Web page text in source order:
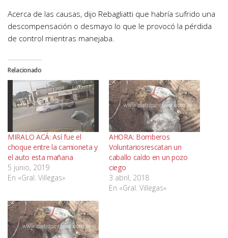
Acerca de las causas, dijo Rebagliatti que habría sufrido una
descompensación o desmayo lo que le provocó la pérdida
de control mientras manejaba.
Relacionado
MIRALO ACÁ: Así fue el
choque entre la camioneta y
el auto esta mañana
5 junio, 2019
En «Gral. Villegas»
AHORA: Bomberos
Voluntariosrescatan un
caballo caído en un pozo
ciego
3 abril, 2018
En «Gral. Villegas»